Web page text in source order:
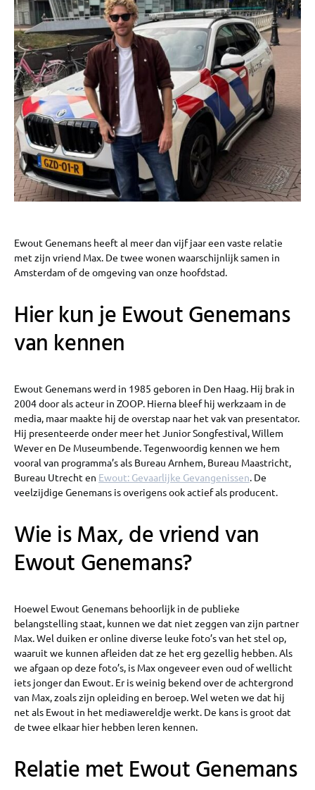
Ewout Genemans heeft al meer dan vijf jaar een vaste relatie
met zijn vriend Max. De twee wonen waarschijnlijk samen in
Amsterdam of de omgeving van onze hoofdstad.
Hier kun je Ewout Genemans
van kennen
Ewout Genemans werd in 1985 geboren in Den Haag. Hij brak in
2004 door als acteur in ZOOP. Hierna bleef hij werkzaam in de
media, maar maakte hij de overstap naar het vak van presentator.
Hij presenteerde onder meer het Junior Songfestival, Willem
Wever en De Museumbende. Tegenwoordig kennen we hem
vooral van programma’s als Bureau Arnhem, Bureau Maastricht,
Bureau Utrecht en Ewout: Gevaarlijke Gevangenissen. De
veelzijdige Genemans is overigens ook actief als producent.
Wie is Max, de vriend van
Ewout Genemans?
Hoewel Ewout Genemans behoorlijk in de publieke
belangstelling staat, kunnen we dat niet zeggen van zijn partner
Max. Wel duiken er online diverse leuke foto’s van het stel op,
waaruit we kunnen afleiden dat ze het erg gezellig hebben. Als
we afgaan op deze foto’s, is Max ongeveer even oud of wellicht
iets jonger dan Ewout. Er is weinig bekend over de achtergrond
van Max, zoals zijn opleiding en beroep. Wel weten we dat hij
net als Ewout in het mediawereldje werkt. De kans is groot dat
de twee elkaar hier hebben leren kennen.
Relatie met Ewout Genemans